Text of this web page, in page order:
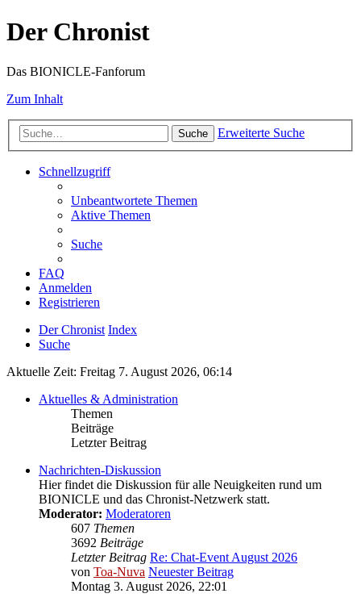
Der Chronist
Das BIONICLE-Fanforum
Zum Inhalt
Suche Erweiterte Suche
Schnellzugriff
Unbeantwortete Themen
Aktive Themen
Suche
FAQ
Anmelden
Registrieren
Der Chronist Index
Suche
Aktuelle Zeit: Freitag 7. August 2026, 06:14
Aktuelles & Administration
Themen
Beiträge
Letzter Beitrag
Nachrichten-Diskussion
Hier findet die Diskussion für alle Neuigkeiten rund um
BIONICLE und das Chronist-Netzwerk statt.
Moderator: Moderatoren
607 Themen
3692 Beiträge
Letzter Beitrag Re: Chat-Event August 2026
von Toa-Nuva Neuester Beitrag
Montag 3. August 2026, 22:01